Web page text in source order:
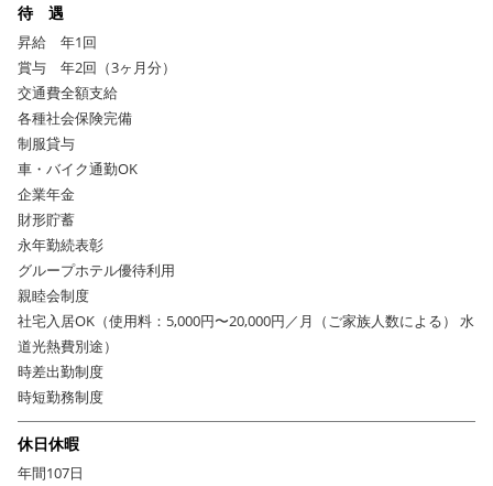
待 遇
昇給 年1回
賞与 年2回（3ヶ月分）
交通費全額支給
各種社会保険完備
制服貸与
車・バイク通勤OK
企業年金
財形貯蓄
永年勤続表彰
グループホテル優待利用
親睦会制度
社宅入居OK（使用料：5,000円〜20,000円／月（ご家族人数による） 水
道光熱費別途）
時差出勤制度
時短勤務制度
休日休暇
年間107日